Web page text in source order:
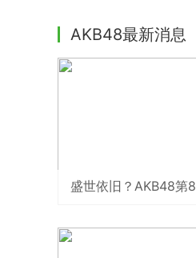
AKB48最新消息